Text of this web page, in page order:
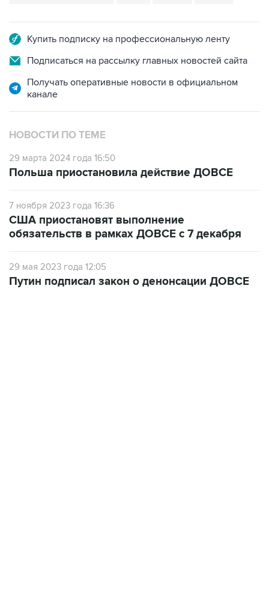
Подписаться на рассылку главных новостей сайта
Получать оперативные новости в официальном
НОВОСТИ ПО ТЕМЕ
29 марта 2024 года 16:50
7 ноября 2023 года 16:36
обязательств в рамках ДОВСЕ с 7 декабря
29 мая 2023 года 12:05